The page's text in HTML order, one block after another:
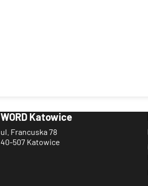
WORD Katowice
ul. Francuska 78
40-507 Katowice